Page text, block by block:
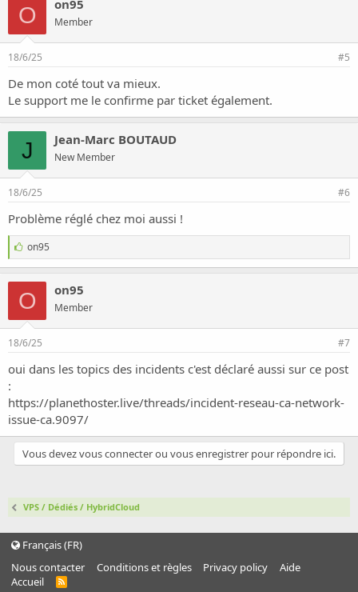
O on95
Member
18/6/25 #5
De mon coté tout va mieux.
Le support me le confirme par ticket également.
J Jean-Marc BOUTAUD
New Member
18/6/25 #6
Problème réglé chez moi aussi !
J
'
a
i
m
e
:
on95
O on95
Member
18/6/25 #7
oui dans les topics des incidents c'est déclaré aussi sur ce post
:
https://planethoster.live/threads/incident-reseau-ca-network-
issue-ca.9097/
Vous devez vous connecter ou vous enregistrer pour répondre ici.
VPS / Dédiés / HybridCloud
Français (FR)
Nous contacter
Conditions et règles Privacy policy
Aide
Accueil
R